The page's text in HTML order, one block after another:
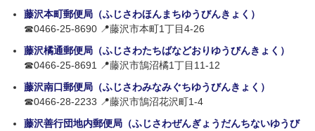
藤沢本町郵便局（ふじさわほんまちゆうびんきょく）
☎0466-25-8690 📍藤沢市本町1丁目4-26
藤沢橘通郵便局（ふじさわたちばなどおりゆうびんきょく）
☎0466-25-8691 📍藤沢市鵠沼橘1丁目11-12
藤沢南口郵便局（ふじさわみなみぐちゆうびんきょく）
☎0466-28-2233 📍藤沢市鵠沼花沢町1-4
藤沢善行団地内郵便局（ふじさわぜんぎょうだんちないゆうび